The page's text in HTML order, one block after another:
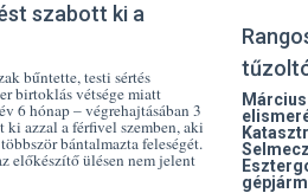
szabott ki a
bűntette, testi sértés
birtoklás vétsége miatt
6 hónap – végrehajtásában 3
ki azzal a férfivel szemben, aki
bántalmazta feleségét.
előkészítő ülésen nem jelent